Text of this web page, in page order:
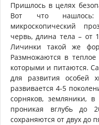
Пришлось в целях
Вот что нашлось:
микроскопический
червь, длина тела –
Личинки такой же
Размножаются в
которыми и питаются.
для развития особей
развивается 4-5
сорняков, земляники,
проникая вглубь до
сохраняются от двух до